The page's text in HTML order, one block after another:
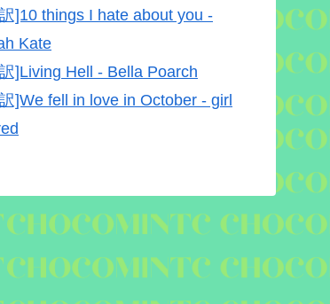
]10 things I hate about you -
Kate
]Living Hell - Bella Poarch
]We fell in love in October - girl